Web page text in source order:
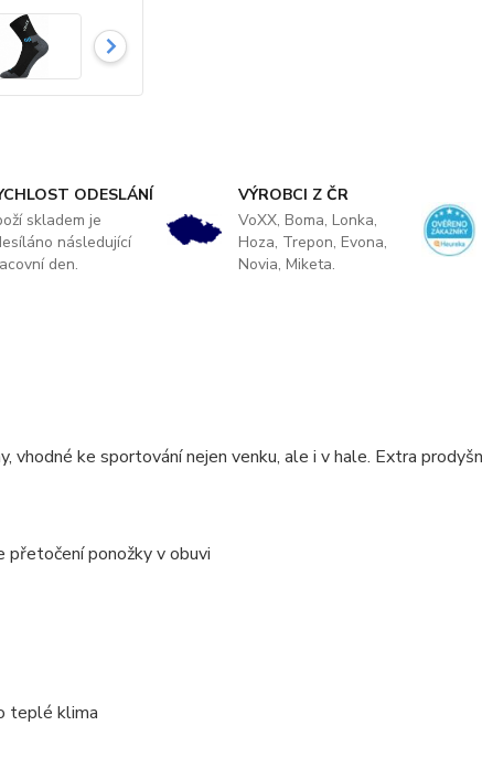
ODESLÁNÍ
skladem je
následující
den.
VÝROBCI Z ČR
VoXX, Boma, Lonka,
Hoza, Trepon, Evona,
Novia, Miketa.
vhodné ke sportování nejen venku, ale i v hale. Extra
přetočení ponožky v obuvi
teplé klima